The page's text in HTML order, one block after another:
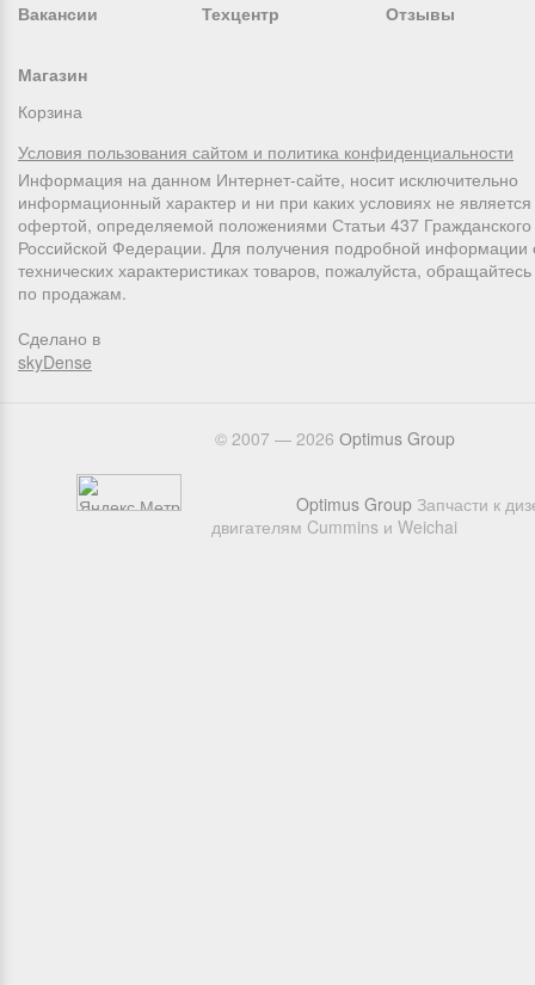
Вакансии Техцентр Отзывы
Магазин
Корзина
Условия пользования сайтом и политика конфиденциальности
Информация на данном Интернет-сайте, носит исключительно
информационный характер и ни при каких условиях не
офертой, определяемой положениями Статьи 437 Гражданского
Российской Федерации. Для получения подробной информации
технических характеристиках товаров, пожалуйста,
по продажам.
Сделано в
skyDense
© 2007 — 2026 Оptimus Group
Optimus Group Запчасти к
двигателям Cummins и Weichai